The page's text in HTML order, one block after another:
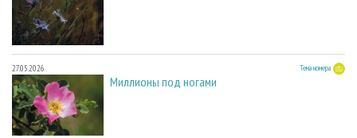
27.05.2026 Тема номера
Миллионы под ногами